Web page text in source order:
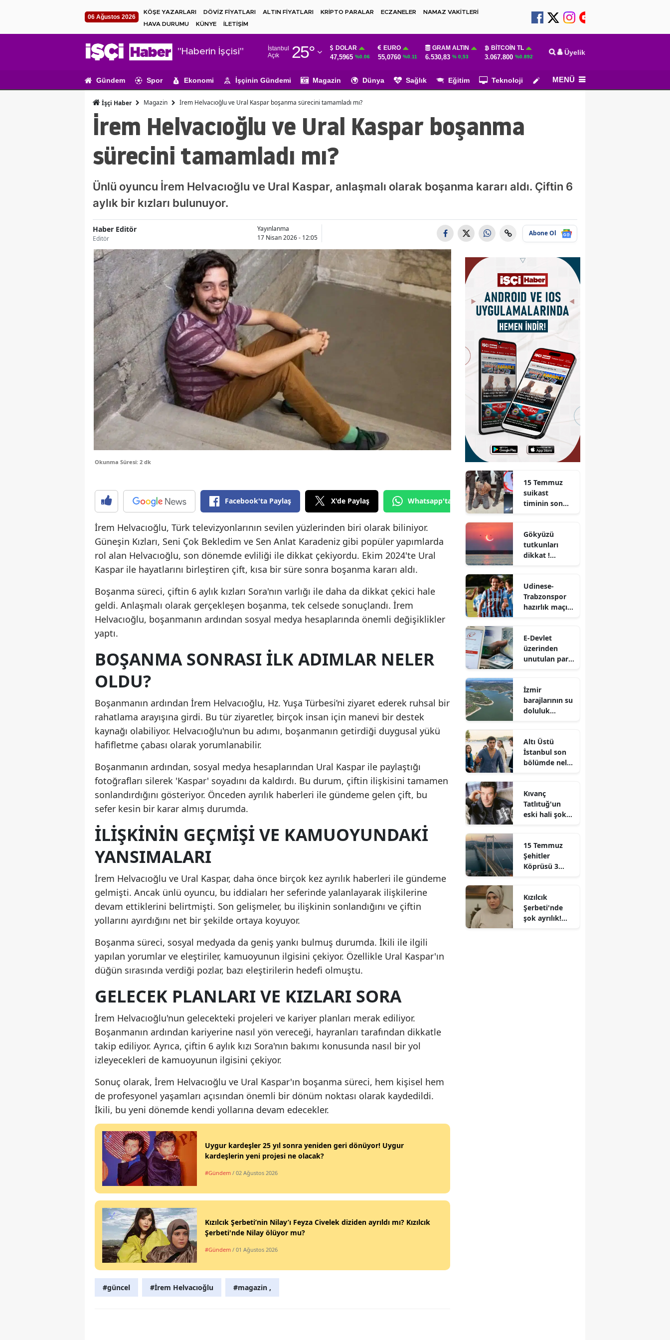
06 Ağustos 2026
KÖŞE YAZARLARI DÖVİZ FİYATLARI ALTIN FİYATLARI KRİPTO PARALAR ECZANELER
NAMAZ VAKİTLERİ
HAVA DURUMU
KÜNYE İLETİŞİM
"Haberin İşçisi"
İstanbul
Açık
25°
Adıyaman
Ağrı
Ankara
Antalya
Aydın
Bilecik
Bingöl
Bitlis
Bolu
Burdur
Bursa
Çanakkale
Çankırı
Çorum
Denizli
Diyarbakır
Erzincan
Eskişehir
Gaziantep
Gümüşhane
Hakkari
Isparta
İstanbul
İzmir
Kastamonu
Kayseri
Kırşehir
Kütahya
Malatya
Manisa
Kahramanmaraş
Mardin
Muğla
Nevşehir
Niğde
Rize
Sakarya
Siirt
Sivas
Tokat
Tunceli
Şanlıurfa
DOLAR
47,5965 %0.06
EURO
55,0760 %0.11
GRAM ALTIN
6.530,83 % 0,53
BITCOIN TL
3.067.800 %0.892 Üyelik
Gündem Spor Ekonomi İşçinin Gündemi Magazin Dünya Sağlık Eğitim Teknoloji Köşe Yazarları
MENÜ
İşçi Haber Magazin İrem Helvacıoğlu ve Ural Kaspar boşanma sürecini tamamladı mı?
İrem Helvacıoğlu ve Ural Kaspar boşanma
sürecini tamamladı mı?
Ünlü oyuncu İrem Helvacıoğlu ve Ural Kaspar, anlaşmalı olarak boşanma kararı aldı. Çiftin 6
aylık bir kızları bulunuyor.
Haber Editör
Editör
Yayınlanma
17 Nisan 2026 - 12:05
Abone Ol
Okunma Süresi: 2 dk
Facebook'ta Paylaş X'de Paylaş Whatsapp'tan Gönder
İrem Helvacıoğlu, Türk televizyonlarının sevilen yüzlerinden biri olarak biliniyor.
Güneşin Kızları, Seni Çok Bekledim ve Sen Anlat Karadeniz gibi popüler yapımlarda
rol alan Helvacıoğlu, son dönemde evliliği ile dikkat çekiyordu. Ekim 2024'te Ural
Kaspar ile hayatlarını birleştiren çift, kısa bir süre sonra boşanma kararı aldı.
Boşanma süreci, çiftin 6 aylık kızları Sora'nın varlığı ile daha da dikkat çekici hale
geldi. Anlaşmalı olarak gerçekleşen boşanma, tek celsede sonuçlandı. İrem
Helvacıoğlu, boşanmanın ardından sosyal medya hesaplarında önemli değişiklikler
yaptı.
BOŞANMA SONRASI İLK ADIMLAR NELER
OLDU?
Boşanmanın ardından İrem Helvacıoğlu, Hz. Yuşa Türbesi’ni ziyaret ederek ruhsal bir
rahatlama arayışına girdi. Bu tür ziyaretler, birçok insan için manevi bir destek
kaynağı olabiliyor. Helvacıoğlu'nun bu adımı, boşanmanın getirdiği duygusal yükü
hafifletme çabası olarak yorumlanabilir.
Boşanmanın ardından, sosyal medya hesaplarından Ural Kaspar ile paylaştığı
fotoğrafları silerek 'Kaspar' soyadını da kaldırdı. Bu durum, çiftin ilişkisini tamamen
sonlandırdığını gösteriyor. Önceden ayrılık haberleri ile gündeme gelen çift, bu
sefer kesin bir karar almış durumda.
İLIŞKININ GEÇMIŞI VE KAMUOYUNDAKI
YANSIMALARI
İrem Helvacıoğlu ve Ural Kaspar, daha önce birçok kez ayrılık haberleri ile gündeme
gelmişti. Ancak ünlü oyuncu, bu iddiaları her seferinde yalanlayarak ilişkilerine
devam ettiklerini belirtmişti. Son gelişmeler, bu ilişkinin sonlandığını ve çiftin
yollarını ayırdığını net bir şekilde ortaya koyuyor.
Boşanma süreci, sosyal medyada da geniş yankı bulmuş durumda. İkili ile ilgili
yapılan yorumlar ve eleştiriler, kamuoyunun ilgisini çekiyor. Özellikle Ural Kaspar'ın
düğün sırasında verdiği pozlar, bazı eleştirilerin hedefi olmuştu.
GELECEK PLANLARI VE KIZLARI SORA
İrem Helvacıoğlu'nun gelecekteki projeleri ve kariyer planları merak ediliyor.
Boşanmanın ardından kariyerine nasıl yön vereceği, hayranları tarafından dikkatle
takip ediliyor. Ayrıca, çiftin 6 aylık kızı Sora'nın bakımı konusunda nasıl bir yol
izleyecekleri de kamuoyunun ilgisini çekiyor.
Sonuç olarak, İrem Helvacıoğlu ve Ural Kaspar'ın boşanma süreci, hem kişisel hem
de profesyonel yaşamları açısından önemli bir dönüm noktası olarak kaydedildi.
İkili, bu yeni dönemde kendi yollarına devam edecekler.
Uygur kardeşler 25 yıl sonra yeniden geri dönüyor! Uygur
kardeşlerin yeni projesi ne olacak?
#Gündem / 02 Ağustos 2026
Kızılcık Şerbeti’nin Nilay’ı Feyza Civelek diziden ayrıldı mı? Kızılcık
Şerbeti'nde Nilay ölüyor mu?
#Gündem / 01 Ağustos 2026
#güncel #İrem Helvacıoğlu #magazin ,
15 Temmuz
suikast
timinin son
yakalandı
Gökyüzü
tutkunları
dikkat !
büyük
tutulma
yaşanacak
Udinese-
Trabzonspor
hazırlık maçı
hangi kanalda
yayınlanacak?
E-Devlet
üzerinden
unutulan para
Unutulan para
sorgulaması
nedir?
İzmir
barajlarının su
doluluk
Tahtalı Barajı
doldu mu?
Altı Üstü
İstanbul son
bölümde neler
yayınladı mı?
Kıvanç
Tatlıtuğ'un
eski hali şoke
çıkan fotoğraf
ilk kez ortaya
çıktı
15 Temmuz
Şehitler
Köprüsü 3
Kızılcık
Şerbeti'nde
şok ayrılık!